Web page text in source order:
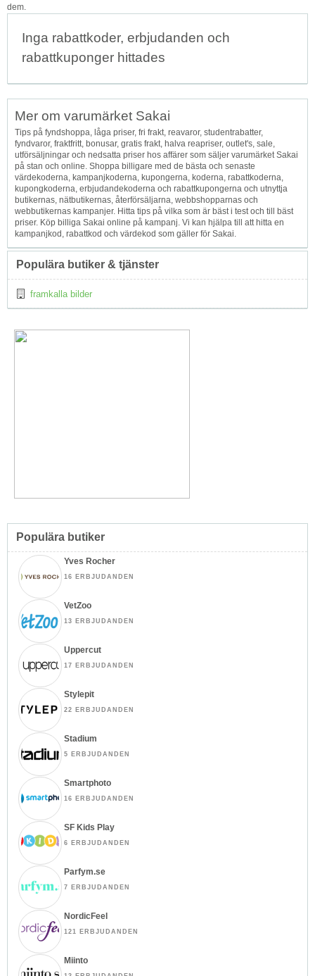
dem.
Inga rabattkoder, erbjudanden och
rabattkuponger hittades
Mer om varumärket Sakai
Tips på fyndshoppa, låga priser, fri frakt, reavaror, studentrabatter,
fyndvaror, fraktfritt, bonusar, gratis frakt, halva reapriser, outlet's, sale,
utförsäljningar och nedsatta priser hos affärer som säljer varumärket Sakai
på stan och online. Shoppa billigare med de bästa och senaste
värdekoderna, kampanjkoderna, kupongerna, koderna, rabattkoderna,
kupongkoderna, erbjudandekoderna och rabattkupongerna och utnyttja
butikernas, nätbutikernas, återförsäljarna, webbshopparnas och
webbutikernas kampanjer. Hitta tips på vilka som är bäst i test och till bäst
priser. Köp billiga Sakai online på kampanj. Vi kan hjälpa till att hitta en
kampanjkod, rabattkod och värdekod som gäller för Sakai.
Populära butiker & tjänster
framkalla bilder
Populära butiker
Yves Rocher
16 ERBJUDANDEN
VetZoo
13 ERBJUDANDEN
Uppercut
17 ERBJUDANDEN
Stylepit
22 ERBJUDANDEN
Stadium
5 ERBJUDANDEN
Smartphoto
16 ERBJUDANDEN
SF Kids Play
6 ERBJUDANDEN
Parfym.se
7 ERBJUDANDEN
NordicFeel
121 ERBJUDANDEN
Miinto